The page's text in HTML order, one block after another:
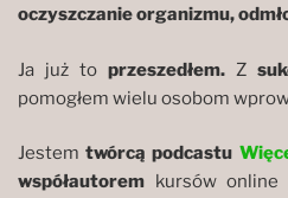
oczyszczanie organizmu,
Ja już to przeszedłem. Z
pomogłem wielu osobom
Jestemtwórcą podcastu
współautorem kursów online